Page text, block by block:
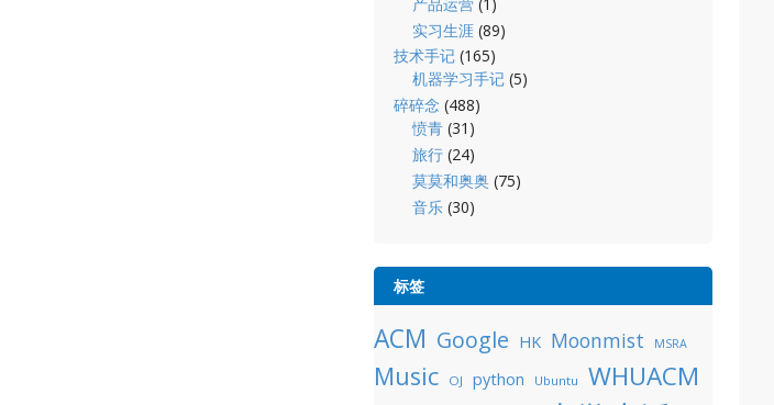
实习生涯 (89)
技术手记(165)
机器学习手记 (5)
碎碎念 (488)
愤青 (31)
旅行 (24)
莫莫和奥奥 (75)
音乐 (30)
标签
ACM Google HK Moonmist MSRA
Music OJ python Ubuntu WHUACM